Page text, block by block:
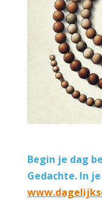
Begin je dag
Gedachte. In